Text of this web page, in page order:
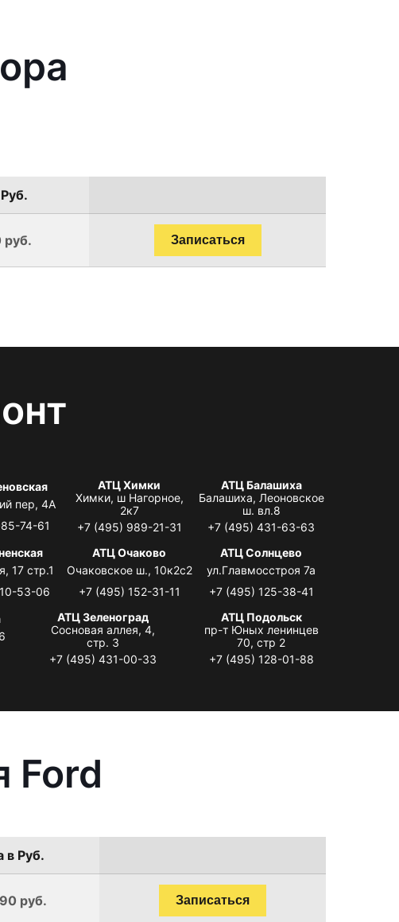
руб. Записаться
пер, 4А
74-61
АТЦ Химки
Химки, ш Нагорное,
2к7
+7 (495) 989-21-31
АТЦ Балашиха
Балашиха, Леоновское
ш. вл.8
+7 (495) 431-63-63
17 стр.1
53-06
АТЦ Очаково
Очаковское ш., 10к2с2
+7 (495) 152-31-11
АТЦ Солнцево
ул.Главмосстроя 7а
+7 (495) 125-38-41
АТЦ Зеленоград
Сосновая аллея, 4,
стр. 3
+7 (495) 431-00-33
АТЦ Подольск
пр-т Юных ленинцев
70, стр 2
+7 (495) 128-01-88
Ford
в Руб.
руб. Записаться